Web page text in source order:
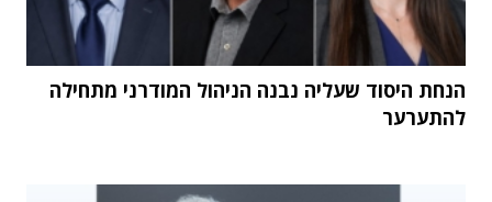
הנחת היסוד שעליה נבנה הניהול המודרני מתחילה
להתערער